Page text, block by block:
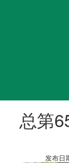
总第
发布日